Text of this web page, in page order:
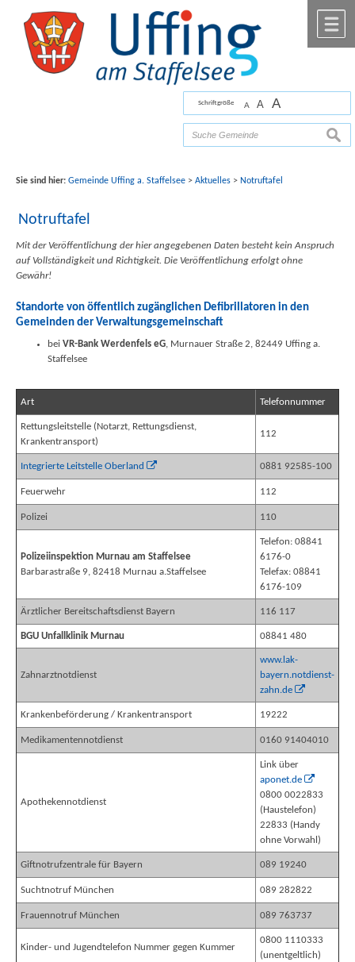
Schriftgröße A A A
Bilder mit freundlicher Unterstützung von FotografFlorian Werner
Sie sind hier: Gemeinde Uffing a. Staffelsee> Aktuelles> Notruftafel
Notruftafel
Mit der Veröffentlichung der hier angegebenen Daten besteht kein Anspruch
auf Vollständigkeit und Richtigkeit. Die Veröffentlichung erfolgt ohne
Gewähr!
Standorte von öffentlich zugänglichen Defibrillatoren in den
Gemeinden der Verwaltungsgemeinschaft
bei VR-Bank Werdenfels eG, Murnauer Straße 2, 82449 Uffing a.
Staffelsee
Art Telefonnummer
Rettungsleitstelle (Notarzt, Rettungsdienst,
Krankentransport)
112
Integrierte Leitstelle Oberland 0881 92585-100
Feuerwehr 112
Polizei 110
Polizeiinspektion Murnau am Staffelsee
Barbarastraße 9, 82418 Murnau a.Staffelsee
Telefon: 08841
6176-0
Telefax: 08841
6176-109
Ärztlicher Bereitschaftsdienst Bayern 116 117
BGU Unfallklinik Murnau 08841 480
Zahnarztnotdienst
www.lak-
bayern.notdienst-
zahn.de
Krankenbeförderung / Krankentransport 19222
Medikamentennotdienst 0160 91404010
Apothekennotdienst
Link über
aponet.de
0800 0022833
(Haustelefon)
22833 (Handy
ohne Vorwahl)
Giftnotrufzentrale für Bayern 089 19240
Suchtnotruf München 089 282822
Frauennotruf München 089 763737
Kinder- und Jugendtelefon Nummer gegen Kummer
0800 1110333
(unentgeltlich)